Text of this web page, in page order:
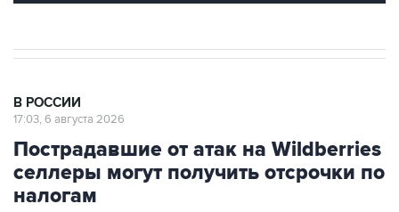
В РОССИИ
17:03, 6 августа 2026
Пострадавшие от атак на Wildberries
селлеры могут получить отсрочки по
налогам